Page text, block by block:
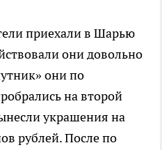
приехали в Шарью
они довольно
они по
на второй
украшения на
рублей. После по